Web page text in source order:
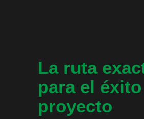
La ruta
para el
proyecto